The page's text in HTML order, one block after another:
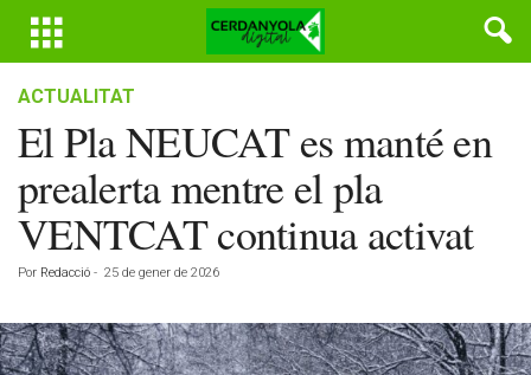
ACTUALITAT
El Pla NEUCAT es manté en
prealerta mentre el pla
VENTCAT continua activat
Por Redacció - 25 de gener de 2026